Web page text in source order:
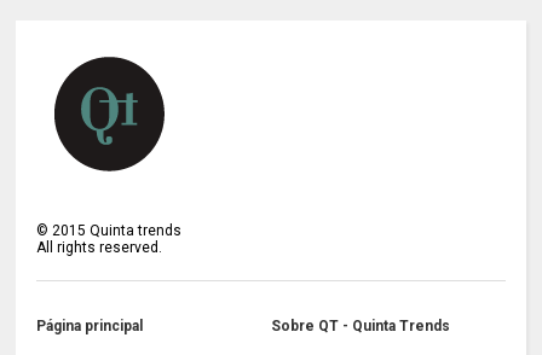
© 2015 Quinta trends
All rights reserved.
Página principal Sobre QT - Quinta Trends